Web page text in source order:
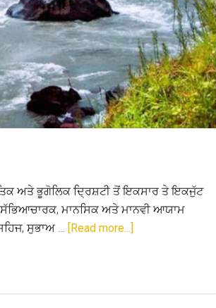
ਅਤੇ ਭੂਗੋਲਿਕ ਦ੍ਰਿਸ਼ਟੀ ਤੋਂ ਇਕਸਾਰ ਤੇ ਇਕਜੁੱਟ
ਮਾਨਸਿਕ ਅਤੇ ਮਾਨਵੀ ਆਯਾਮ
ਸੁਭਾਅ … [Read more...]